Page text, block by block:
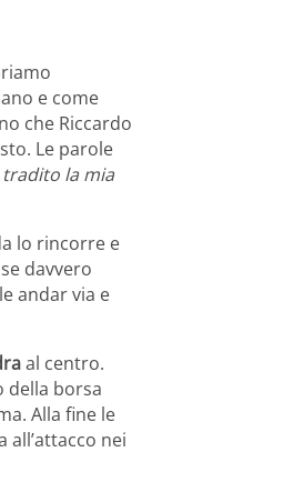
e come
che Riccardo
Le parole
la mia
lo rincorre e
davvero
andar via e
al centro.
della borsa
Alla fine le
all’attacco nei